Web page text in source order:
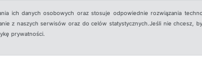
ich danych osobowych oraz stosuje odpowiednie rozwiązania
z naszych serwisów oraz do celów statystycznych.Jeśli nie chcesz,
prywatności.